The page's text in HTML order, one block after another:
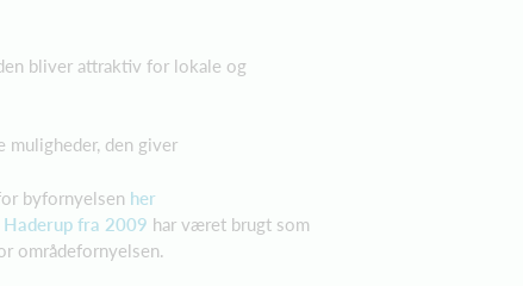
bliver attraktiv for lokale og
muligheder, den giver
byfornyelsen her
fra 2009 har været brugt som
områdefornyelsen.